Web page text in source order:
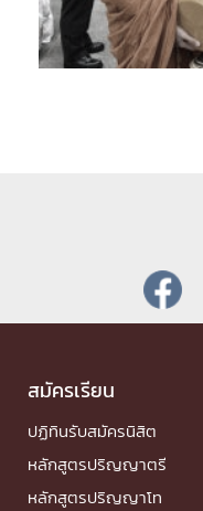
สมัครเรียน
ปฏิทินรับสมัครนิสิต
หลักสูตรปริญญาตรี
หลักสูตรปริญญาโท